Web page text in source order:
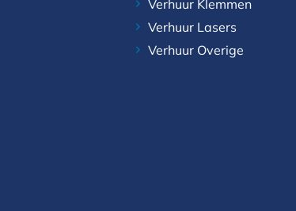
Verhuur Klemmen
Verhuur Lasers
Verhuur Overige